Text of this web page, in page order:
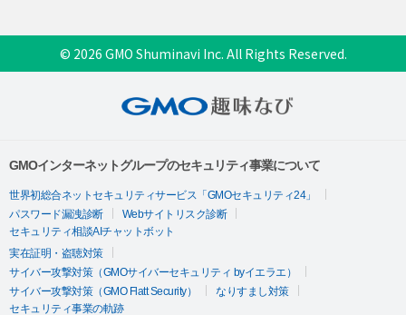
© 2026 GMO Shuminavi Inc. All Rights Reserved.